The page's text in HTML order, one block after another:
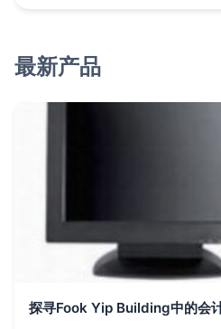
最新产品
探寻Fook Yip Building中的会